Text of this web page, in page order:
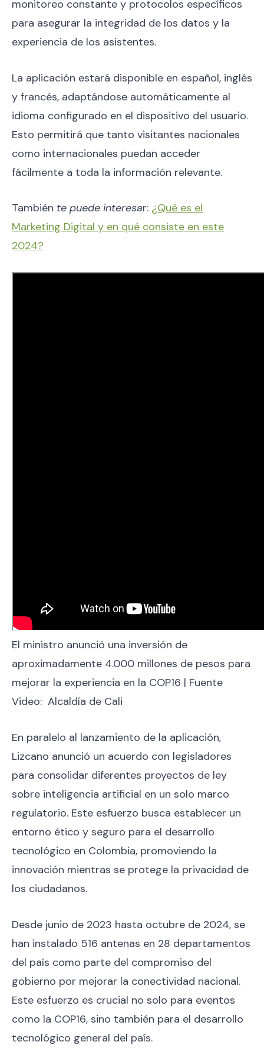
monitoreo constante y protocolos específicos
para asegurar la integridad de los datos y la
experiencia de los asistentes.
La aplicación estará disponible en español, inglés
y francés, adaptándose automáticamente al
idioma configurado en el dispositivo del usuario.
Esto permitirá que tanto visitantes nacionales
como internacionales puedan acceder
fácilmente a toda la información relevante.
También te puede interesar: ¿Qué es el
Marketing Digital y en qué consiste en este
2024?
El ministro anunció una inversión de
aproximadamente 4.000 millones de pesos para
mejorar la experiencia en la COP16 | Fuente
Video: Alcaldía de Cali
En paralelo al lanzamiento de la aplicación,
Lizcano anunció un acuerdo con legisladores
para consolidar diferentes proyectos de ley
sobre inteligencia artificial en un solo marco
regulatorio. Este esfuerzo busca establecer un
entorno ético y seguro para el desarrollo
tecnológico en Colombia, promoviendo la
innovación mientras se protege la privacidad de
los ciudadanos.
Desde junio de 2023 hasta octubre de 2024, se
han instalado 516 antenas en 28 departamentos
del país como parte del compromiso del
gobierno por mejorar la conectividad nacional.
Este esfuerzo es crucial no solo para eventos
como la COP16, sino también para el desarrollo
tecnológico general del país.